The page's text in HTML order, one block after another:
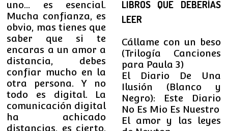
uno… es esencial.
Mucha confianza, es
obvio, mas tienes que
saber que si te
encaras a un amor a
distancia, debes
confiar mucho en la
otra persona. Y no
todo es digital. La
comunicación digital
ha achicado
distancias, es cierto,
LIBROS QUE DEBERÍAS
LEER
Cállame con un beso
(Trilogía Canciones
para Paula 3)
El Diario De Una
Ilusión (Blanco y
Negro): Este Diario
No Es Mio Es Nuestro
El amor y las leyes